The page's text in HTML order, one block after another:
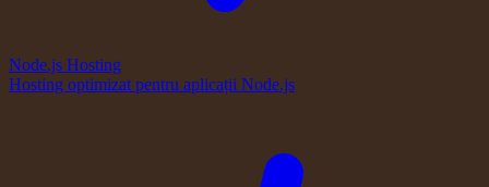
Node.js Hosting
Hosting optimizat pentru aplicații Node.js